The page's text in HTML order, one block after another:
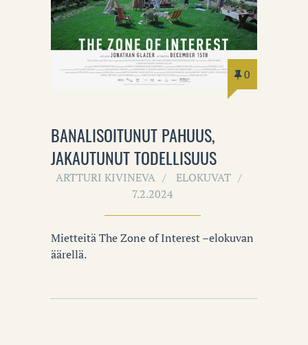
0
BANALISOITUNUT PAHUUS,
JAKAUTUNUT TODELLISUUS
ARTTURI KIVINEVA
ELOKUVAT
7.2.2024
Mietteitä The Zone of Interest –elokuvan
äärellä.